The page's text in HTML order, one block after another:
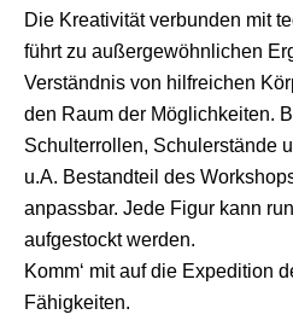
Die Kreativität verbunden mit
führt zu außergewöhnlichen
Verständnis von hilfreichen
den Raum der Möglichkeiten.
Schulterrollen, Schulerstände
u.A. Bestandteil des
anpassbar. Jede Figur kann
aufgestockt werden.
Komm‘ mit auf die Expedition
Fähigkeiten.